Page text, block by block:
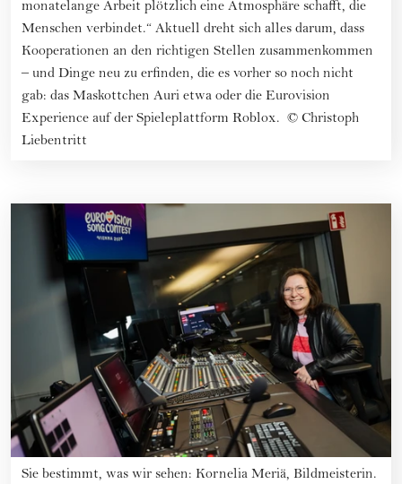
monatelange Arbeit plötzlich eine Atmosphäre schafft, die
Menschen verbindet.“ Aktuell dreht sich alles darum, dass
Kooperationen an den richtigen Stellen zusammenkommen
– und Dinge neu zu erfinden, die es vorher so noch nicht
gab: das Maskottchen Auri etwa oder die Eurovision
Experience auf der Spieleplattform Roblox. © Christoph
Liebentritt
Sie bestimmt, was wir sehen: Kornelia Meriä, Bildmeisterin.